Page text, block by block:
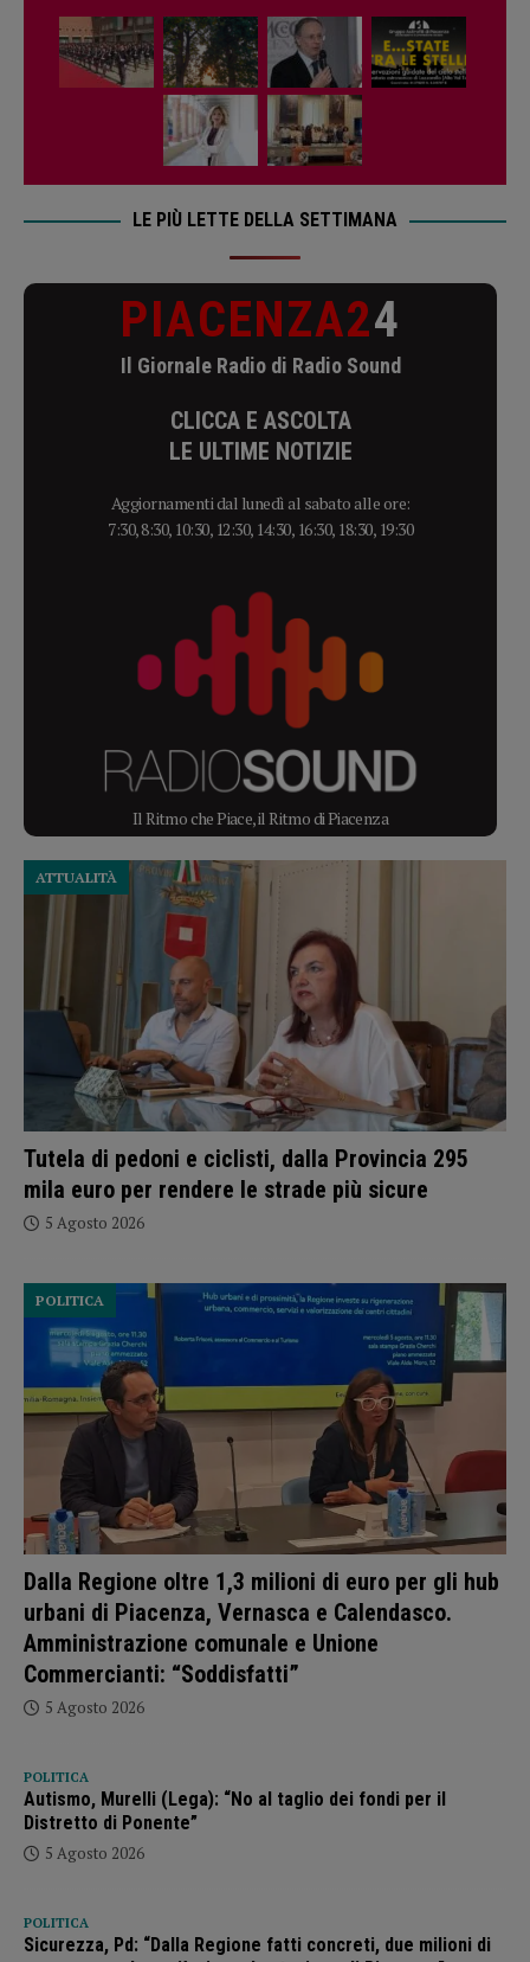
LE PIÙ LETTE DELLA SETTIMANA
PIACENZA24
Il Giornale Radio di Radio Sound
CLICCA E ASCOLTA
LE ULTIME NOTIZIE
Aggiornamenti dal lunedì al sabato alle ore:
7:30, 8:30, 10:30, 12:30, 14:30, 16:30, 18:30, 19:30
Il Ritmo che Piace, il Ritmo di Piacenza
Tutela di pedoni e ciclisti, dalla Provincia 295
mila euro per rendere le strade più sicure
ATTUALITÀ
5 Agosto 2026
Dalla Regione oltre 1,3 milioni di euro per gli hub
urbani di Piacenza, Vernasca e Calendasco.
Amministrazione comunale e Unione
Commercianti: “Soddisfatti”
POLITICA
5 Agosto 2026
POLITICA
Autismo, Murelli (Lega): “No al taglio dei fondi per il
Distretto di Ponente”
5 Agosto 2026
POLITICA
Sicurezza, Pd: “Dalla Regione fatti concreti, due milioni di